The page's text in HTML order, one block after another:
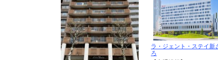
ラ・ジェント・ステイ新
ろ